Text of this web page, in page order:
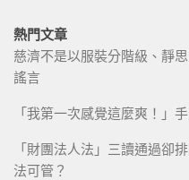
熱門文章
慈濟不是以服裝分階級、靜
謠言
「我第一次感覺這麼爽！」
「財團法人法」三讀通過卻
法可管？